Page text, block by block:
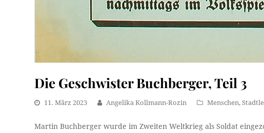
Die Geschwister Buchberger, Teil 3
11. März 2023 Angelika Kollmann-Rozin Menschen,
Martin Buchberger wurde im Zweiten Weltkrieg als Soldat